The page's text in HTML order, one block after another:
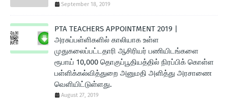
September 18, 2019
PTA TEACHERS APPOINTMENT 2019 |
அரசுப்பள்ளிகளில் காலியாக உள்ள
முதுகலைப்பட்டதாரி ஆசிரியர் பணியிடங்களை
ரூபாய் 10,000 தொகுப்பூதியத்தில் நிரப்பிக் கொள்ள
பள்ளிக்கல்வித்துறை அனுமதி அளித்து அரசாணை
வெளியிட்டுள்ளது.
August 27, 2019